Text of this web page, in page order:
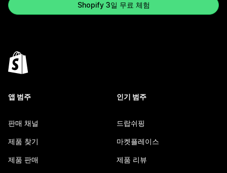
Shopify 3일 무료 체험
앱 범주
판매 채널
제품 찾기
제품 판매
인기 범주
드랍쉬핑
마켓플레이스
제품 리뷰